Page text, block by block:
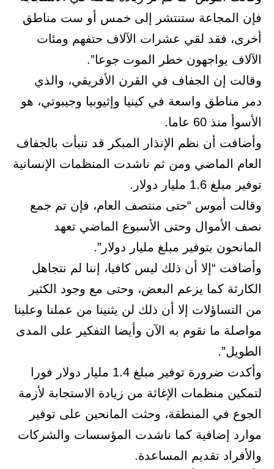
فإن المجاعة ستنتشر إلى خمس أو ست مناطق
أخرى، فقد لقي عشرات الآلاف حتفهم ومئات
الآلاف يواجهون خطر الموت جوعا”.
وقالت إن الجفاف في القرن الأفريقي، والذي
دمر مناطق واسعة في كينيا وإثيوبيا وجيبوتي، هو
الأسوأ منذ 60 عاما.
وأضافت أن نظم الإنذار المبكر قد تنبأت بالجفاف
العام الماضي ومن ثم ناشدت المنظمات الإنسانية
توفير مبلغ 1.6 مليار دولار.
وقالت أموس “حتى منتصف العام، فإن تم جمع
نصف الأموال وحتى الأسبوع الماضي تعهد
المانحون بتوفير مبلغ مليار دولار”.
وأضافت “إلا أن ذلك ليس كافيا، إننا لم نتجاهل
الكارثة كما يزعم البعض، وحتى مع وجود الكثير
من التساؤلات إلا أن ذلك لن يثنينا من عملنا وعلينا
مواصلة ما نقوم به الآن وأيضا التفكير على المدى
الطويل”.
وأكدت ضرورة توفير مبلغ 1.4 مليار دولار فورا
لتمكين منظمات الإغاثة من زيادة الاستجابة لأزمة
الجوع في المنطقة، وحثت المانحين على توفير
موارد إضافية كما ناشدت المؤسسات والشركات
والأفراد تقديم المساعدة.